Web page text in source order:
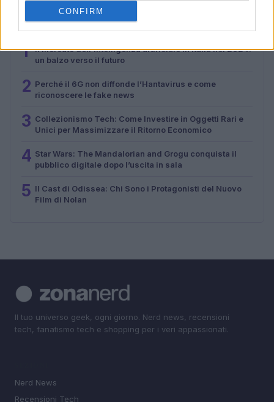
CONFIRM
PIÙ LETTI
1
Il mercato dell’intelligenza artificiale in Italia nel 2024:
un balzo verso il futuro
2 Perché il 6G non diffonde l’Hantavirus e come
riconoscere le fake news
3 Collezionismo Tech: Come Investire in Oggetti Rari e
Unici per Massimizzare il Ritorno Economico
4 Star Wars: The Mandalorian and Grogu conquista il
pubblico digitale dopo l’uscita in sala
5 Il Cast di Odissea: Chi Sono i Protagonisti del Nuovo
Film di Nolan
Il tuo universo geek, ogni giorno. Nerd news, recensioni
tech, fanatismo tech e shopping per i veri appassionati.
Nerd News
Recensioni Tech